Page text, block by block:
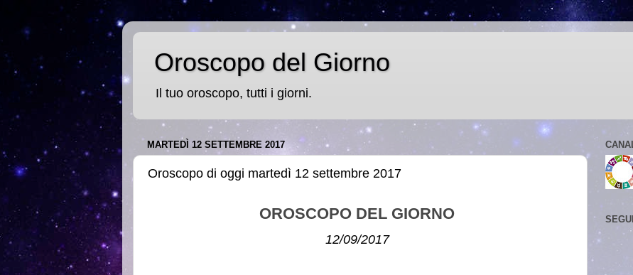
Oroscopo del Giorno
Il tuo oroscopo, tutti i giorni.
MARTEDÌ 12 SETTEMBRE 2017
Oroscopo di oggi martedì 12 settembre 2017
OROSCOPO DEL GIORNO
12/09/2017